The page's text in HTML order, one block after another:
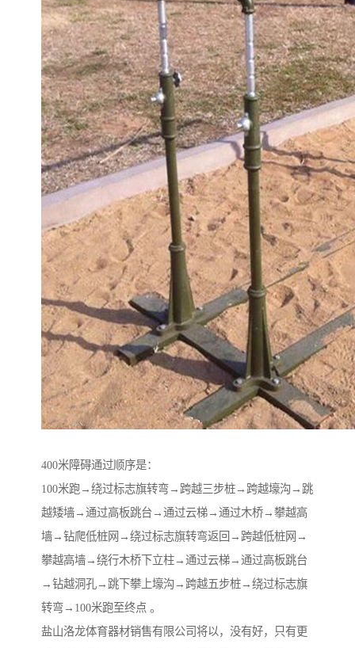
400米障碍通过顺序是：
100米跑→绕过标志旗转弯→跨越三步桩→跨越壕沟→跳
越矮墙→通过高板跳台→通过云梯→通过木桥→攀越高
墙→钻爬低桩网→绕过标志旗转弯返回→跨越低桩网→
攀越高墙→绕行木桥下立柱→通过云梯→通过高板跳台
→钻越洞孔→跳下攀上壕沟→跨越五步桩→绕过标志旗
转弯→100米跑至终点 。
盐山洛龙体育器材销售有限公司将以，没有好，只有更